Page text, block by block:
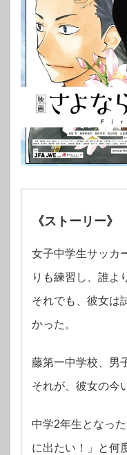
《ストーリー》
女子中学生サッカ
りも練習し、誰よ
それでも、彼女は
かった。
藤第一中学校、男
それが、彼女の今
中学2年生となっ
に出たい！」と何